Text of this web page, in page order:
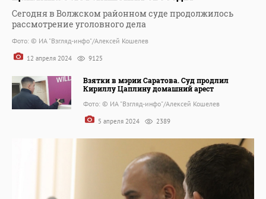
Сегодня в Волжском районном суде продолжилось
рассмотрение уголовного дела
Фото: © ИА "Взгляд-инфо"/Алексей Кошелев
12 апреля 2024 9125
Взятки в мэрии Саратова. Суд продлил
Кириллу Цаплину домашний арест
Фото: © ИА "Взгляд-инфо"/Алексей Кошелев
5 апреля 2024 2389